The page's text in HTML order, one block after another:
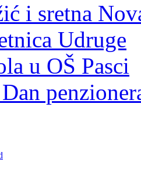
i sretna
Udruge
u OŠ Pasci